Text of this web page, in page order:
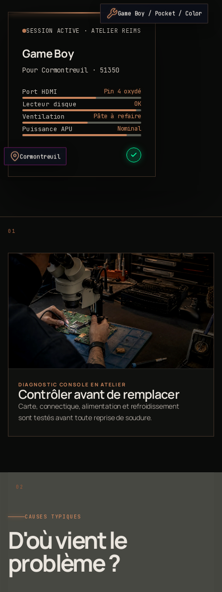
SESSION ACTIVE · ATELIER REIMS
Game Boy
Pour Cormontreuil · 51350
Port HDMI
Pin 4 oxydé
Lecteur disque
OK
Ventilation
Pâte à refaire
Puissance APU
Nominal
DEVIS PRÊT
Game Boy / Pocket / Color
Cormontreuil
DIAGNOSTIC CONSOLE EN ATELIER
Contrôler avant de remplacer
Carte, connectique, alimentation et refroidissement
sont testés avant toute reprise de soudure.
CAUSES TYPIQUES
D'où vient le
problème ?